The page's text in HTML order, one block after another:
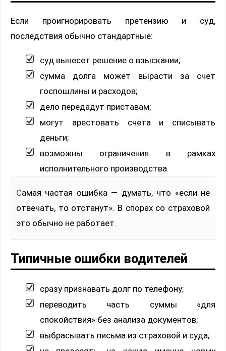
Если проигнорировать претензию и суд,
последствия обычно стандартные:
суд вынесет решение о взыскании;
сумма долга может вырасти за счет
госпошлины и расходов;
дело передадут приставам;
могут арестовать счета и списывать
деньги;
возможны ограничения в рамках
исполнительного производства.
Самая частая ошибка — думать, что «если не
отвечать, то отстанут». В спорах со страховой
это обычно не работает.
Типичные ошибки водителей
сразу признавать долг по телефону;
переводить часть суммы «для
спокойствия» без анализа документов;
выбрасывать письма из страховой и суда;